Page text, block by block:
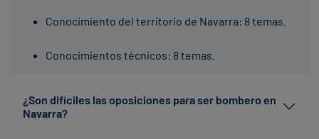
Conocimiento del territorio de Navarra: 8 temas.
Conocimientos técnicos: 8 temas.
¿Son difíciles las oposiciones para ser bombero en
Navarra?